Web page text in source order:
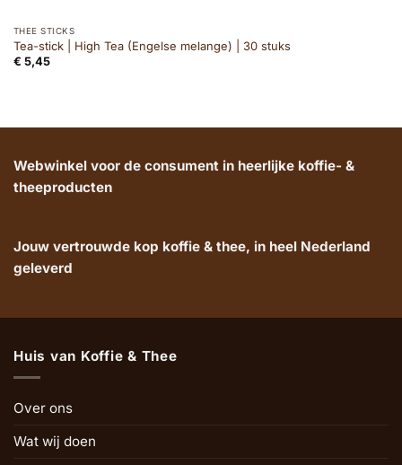
THEE STICKS
Tea-stick | High Tea (Engelse melange) | 30 stuks
€ 5,45
Webwinkel voor de consument in heerlijke koffie- &
theeproducten
Jouw vertrouwde kop koffie & thee, in heel Nederland
geleverd
Huis van Koffie & Thee
Over ons
Wat wij doen